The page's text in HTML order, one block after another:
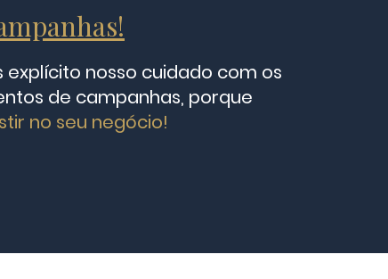
explícito nosso cuidado com os
de campanhas, porque
no seu negócio!